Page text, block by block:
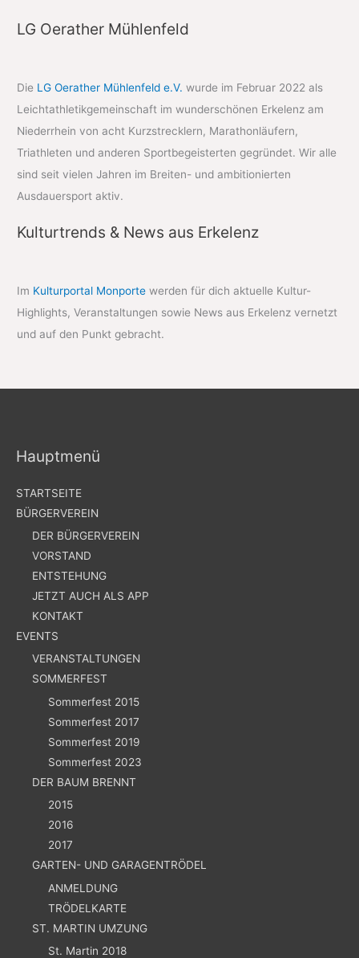
LG Oerather Mühlenfeld
Die LG Oerather Mühlenfeld e.V. wurde im Februar 2022 als
Leichtathletikgemeinschaft im wunderschönen Erkelenz am
Niederrhein von acht Kurzstrecklern, Marathonläufern,
Triathleten und anderen Sportbegeisterten gegründet. Wir alle
sind seit vielen Jahren im Breiten- und ambitionierten
Ausdauersport aktiv.
Kulturtrends & News aus Erkelenz
Im Kulturportal Monporte werden für dich aktuelle Kultur-
Highlights, Veranstaltungen sowie News aus Erkelenz vernetzt
und auf den Punkt gebracht.
Hauptmenü
STARTSEITE
BÜRGERVEREIN
DER BÜRGERVEREIN
VORSTAND
ENTSTEHUNG
JETZT AUCH ALS APP
KONTAKT
EVENTS
VERANSTALTUNGEN
SOMMERFEST
Sommerfest 2015
Sommerfest 2017
Sommerfest 2019
Sommerfest 2023
DER BAUM BRENNT
2015
2016
2017
GARTEN- UND GARAGENTRÖDEL
ANMELDUNG
TRÖDELKARTE
ST. MARTIN UMZUNG
St. Martin 2018